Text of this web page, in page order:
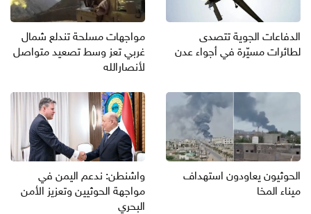
الدفاعات الجوية تتصدى
لطائرات مسيّرة في أجواء عدن
مواجهات مسلحة تندلع شمال
غربي تعز وسط تصعيد متواصل
لأنصارالله
الحوثيون يعاودون استهداف
ميناء المخا
واشنطن: ندعم اليمن في
مواجهة الحوثيين وتعزيز الأمن
البحري